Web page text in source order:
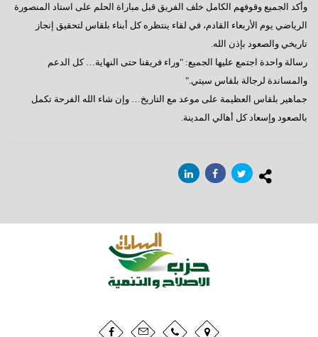
وأكد الجميع وقوفهم الكامل خلف الفريق قبل مباراة الحلم على استاد المنصورة
الرياضي يوم الأربعاء القادم، في لقاء ينتظره كل أبناء بلقاس لتحقيق إنجاز
تاريخي والصعود بإذن الله.
رسالة واحدة اجتمع عليها الجميع: "وراء فريقنا حتى النهاية… كل الدعم
والمساندة لرجالة بلقاس سيتي."
جماهير بلقاس العظيمة على موعد مع التاريخ… وإن شاء الله الفرحة تكمل
بالصعود وإسعاد كل أهالي المدينة.